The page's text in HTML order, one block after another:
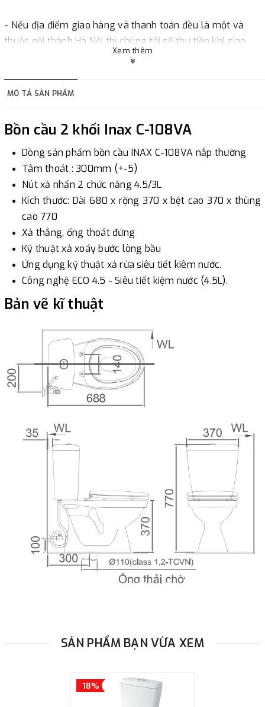
- Nếu địa điểm giao hàng và thanh toán đều là một và
thuộc nội thành Hà Nội thì chúng tôi sẽ thu tiền khi giao
hàng hoặc khách hàng đặt tiền trước một phần giá trị đơn
2. Thanh toán trực tiếp tại :
-Showroom Thanh HươngĐịa chỉ : 23 phố Cát Linh,
phường Cát Linh, quận Đống Đa, Hà Nội.
3. Chuyển khoản qua ngân hàng
- Nếu địa điểm giao hàng khác với địa điểm thanh toán
hoặc với những đơn đặt hàng ngoài nội thành Hà Nội.
Chúng tôi sẽ thu tiền trước 100% giá trị hàng + phí vận
chuyển theo cước phí tính trong chính sách vận chuyển
bằng phương thức chuyển khoản trước khi giao hàng.
- Sau khi có thông tin xác thực đã chuyển tiền của quý
khách, chúng tôi sẽ thực hiện đơn hàng theo yêu cầu.
Xem thêm
MÔ TẢ SẢN PHẨM
Bồn cầu 2 khối Inax C-108VA
Dòng sản phẩm bồn cầu INAX C-108VA nắp thường
Tâm thoát : 300mm (+-5)
Nút xả nhấn 2 chức năng 4.5/3L
Kích thước: Dài 680 x rộng 370 x bệt cao 370 x thùng
cao 770
Xả thẳng, ống thoát đứng
Kỹ thuật xả xoáy bước lòng bầu
Ứng dụng kỹ thuật xả rửa siêu tiết kiêm nước.
Công nghệ ECO 4.5 - Siêu tiết kiệm nước (4.5L).
Bản vẽ kĩ thuật
SẢN PHẨM BẠN VỪA XEM
18%